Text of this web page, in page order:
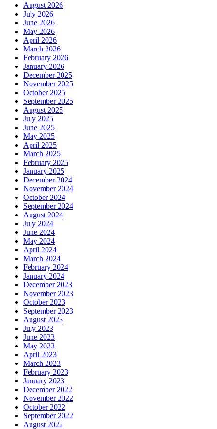
August 2026
July 2026
June 2026
May 2026
April 2026
March 2026
February 2026
January 2026
December 2025
November 2025
October 2025
September 2025
August 2025
July 2025
June 2025
May 2025
April 2025
March 2025
February 2025
January 2025
December 2024
November 2024
October 2024
September 2024
August 2024
July 2024
June 2024
May 2024
April 2024
March 2024
February 2024
January 2024
December 2023
November 2023
October 2023
September 2023
August 2023
July 2023
June 2023
May 2023
April 2023
March 2023
February 2023
January 2023
December 2022
November 2022
October 2022
September 2022
August 2022